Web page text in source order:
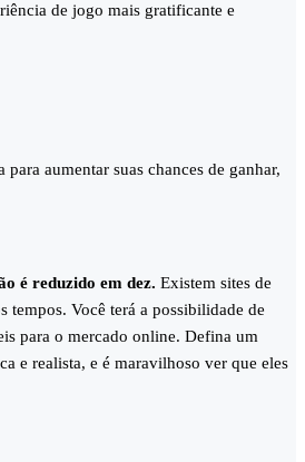
de jogo mais gratificante e
aumentar suas chances de ganhar,
é reduzido em dez. Existem sites de
tempos. Você terá a possibilidade de
para o mercado online. Defina um
e realista, e é maravilhoso ver que eles